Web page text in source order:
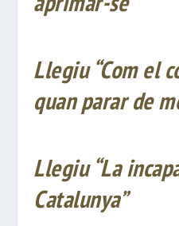
Llegiu “Comel
quanparar de
Llegiu “La
Catalunya”